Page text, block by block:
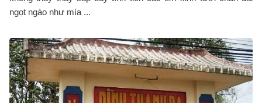
ngọt ngào như mía ...